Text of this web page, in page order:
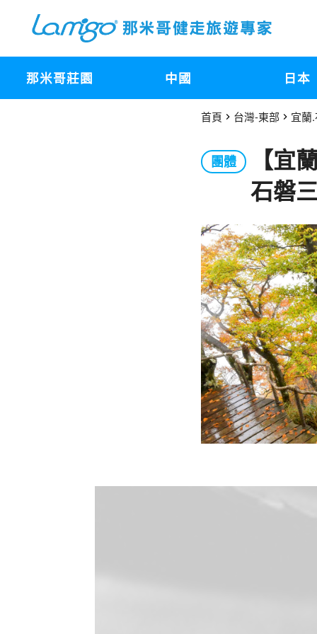
那米哥莊園 中國 日本
首頁 台灣-東部 宜蘭
團體
【宜
石磐